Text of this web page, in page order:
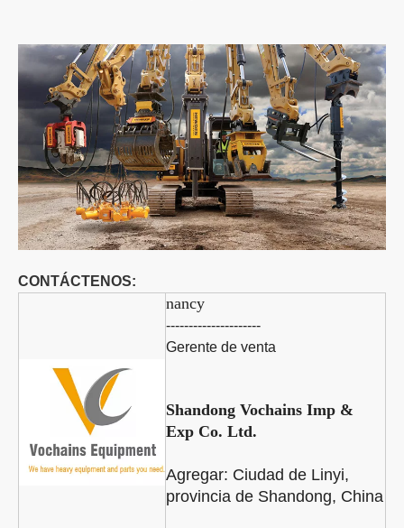
CONTÁCTENOS:
nancy
---------------------
Gerente de venta
Shandong Vochains Imp &
Exp Co. Ltd.
Agregar: Ciudad de Linyi,
provincia de Shandong, China